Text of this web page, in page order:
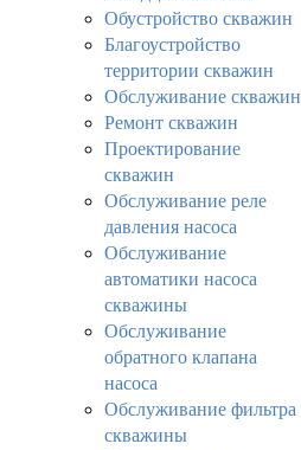
Обустройство скважин
Благоустройство
территории скважин
Обслуживание скважин
Ремонт скважин
Проектирование
скважин
Обслуживание реле
давления насоса
Обслуживание
автоматики насоса
скважины
Обслуживание
обратного клапана
насоса
Обслуживание фильтра
скважины